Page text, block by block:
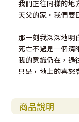
我們正往同樣的地
天父的家。我們要
那一刻我深深地明
死亡不過是一個清
我的意識仍在，過
只是，地上的喜怒
商品說明